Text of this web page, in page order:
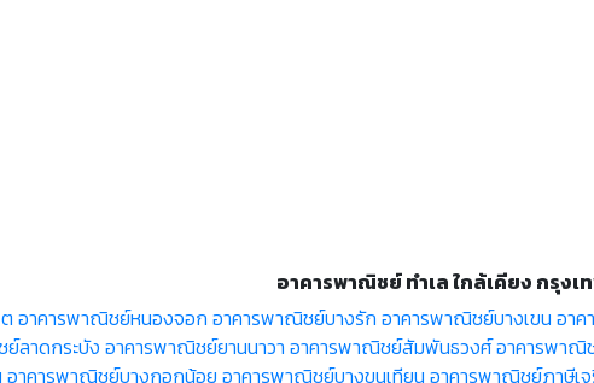
อาคารพาณิชย์ ทำเล ใกล้เคียง กรุงเ
อาคารพาณิชย์หนองจอก อาคารพาณิชย์บางรัก อาคารพาณิชย์บางเขน อาค
ลาดกระบัง อาคารพาณิชย์ยานนาวา อาคารพาณิชย์สัมพันธวงศ์อาคารพาณิ
อาคารพาณิชย์บางกอกน้อย อาคารพาณิชย์บางขุนเทียน อาคารพาณิชย์ภาษีเ